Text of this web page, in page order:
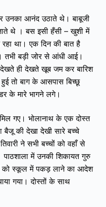
उनका आनंद उठाते थे। बाबूजी
थे । बस इसी हँसी – खुशी में
रहा था।एक दिन की बात है
बड़ी जोर से आंधी आई।
ही देखते खूब जम कर बारिश
हुई तो बाग के आसपास बिच्छू
के मारे भागने लगे।
गए। भोलानाथ के एक दोस्त
बैजू की देखा देखी सारे बच्चे
ने सभी बच्चों को वहाँ से
में उनकी शिकायत गुरु
को स्कूल में पकड़ लाने का आदेश
गया। दोस्तों के साथ